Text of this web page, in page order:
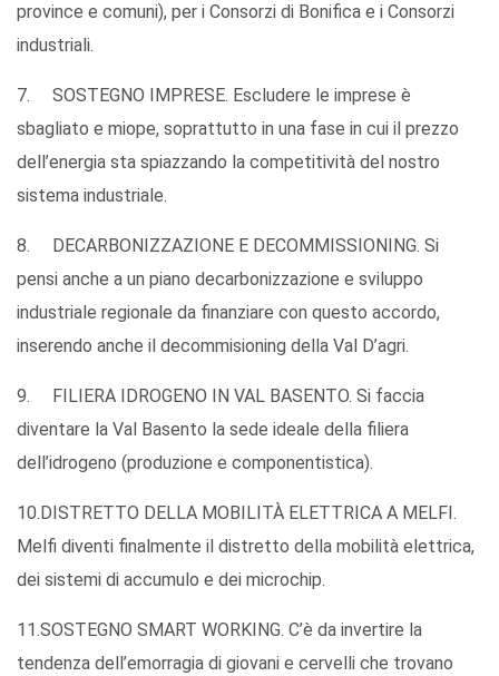
province e comuni), per i Consorzi di Bonifica e i Consorzi
industriali.
7. SOSTEGNO IMPRESE. Escludere le imprese è
sbagliato e miope, soprattutto in una fase in cui il prezzo
dell’energia sta spiazzando la competitività del nostro
sistema industriale.
8. DECARBONIZZAZIONE E DECOMMISSIONING. Si
pensi anche a un piano decarbonizzazione e sviluppo
industriale regionale da finanziare con questo accordo,
inserendo anche il decommisioning della Val D’agri.
9. FILIERA IDROGENO IN VAL BASENTO. Si faccia
diventare la Val Basento la sede ideale della filiera
dell’idrogeno (produzione e componentistica).
10.DISTRETTO DELLA MOBILITÀ ELETTRICA A MELFI.
Melfi diventi finalmente il distretto della mobilità elettrica,
dei sistemi di accumulo e dei microchip.
11.SOSTEGNO SMART WORKING. C’è da invertire la
tendenza dell’emorragia di giovani e cervelli che trovano